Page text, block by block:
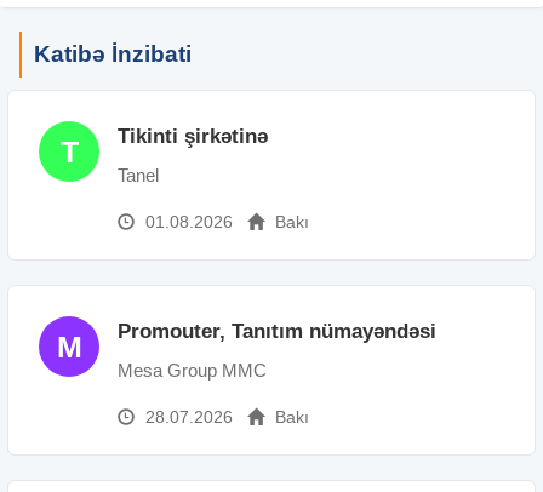
Katibə İnzibati
T Tikinti şirkətinə
Tanel
01.08.2026 Bakı
M Promouter, Tanıtım nümayəndəsi
Mesa Group MMC
28.07.2026 Bakı